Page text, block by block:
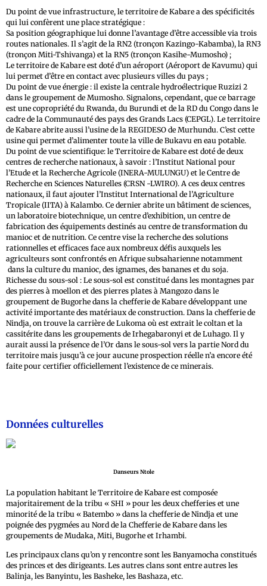
Du point de vue infrastructure, le territoire de Kabare a des spécificités
qui lui confèrent une place stratégique :
Sa position géographique lui donne l’avantage d’être accessible via trois
routes nationales. Il s’agit de la RN2 (tronçon Kazingo-Kabamba), la RN3
(tronçon Miti-Tshivanga) et la RN5 (tronçon Kasihe-Mumosho) ;
Le territoire de Kabare est doté d’un aéroport (Aéroport de Kavumu) qui
lui permet d’être en contact avec plusieurs villes du pays ;
Du point de vue énergie : il existe la centrale hydroélectrique Ruzizi 2
dans le groupement de Mumosho. Signalons, cependant, que ce barrage
est une copropriété du Rwanda, du Burundi et de la RD du Congo dans le
cadre de la Communauté des pays des Grands Lacs (CEPGL). Le territoire
de Kabare abrite aussi l’usine de la REGIDESO de Murhundu. C’est cette
usine qui permet d’alimenter toute la ville de Bukavu en eau potable.
Du point de vue scientifique: le Territoire de Kabare est doté de deux
centres de recherche nationaux, à savoir : l’Institut National pour
l’Etude et la Recherche Agricole (INERA-MULUNGU) et le Centre de
Recherche en Sciences Naturelles (CRSN -LWIRO). A ces deux centres
nationaux, il faut ajouter l’Institut International de l’Agriculture
Tropicale (IITA) à Kalambo. Ce dernier abrite un bâtiment de sciences,
un laboratoire biotechnique, un centre d’exhibition, un centre de
fabrication des équipements destinés au centre de transformation du
manioc et de nutrition. Ce centre vise la recherche des solutions
rationnelles et efficaces face aux nombreux défis auxquels les
agriculteurs sont confrontés en Afrique subsaharienne notamment
dans la culture du manioc, des ignames, des bananes et du soja.
Richesse du sous-sol : Le sous-sol est constitué dans les montagnes par
des pierres à moellon et des pierres plates à Mangozo dans le
groupement de Bugorhe dans la chefferie de Kabare développant une
activité importante des matériaux de construction. Dans la chefferie de
Nindja, on trouve la carrière de Lukoma où est extrait le coltan et la
cassitérite dans les groupements de Irhegabaronyi et de Luhago. Il y
aurait aussi la présence de l’Or dans le sous-sol vers la partie Nord du
territoire mais jusqu’à ce jour aucune prospection réelle n’a encore été
faite pour certifier officiellement l’existence de ce minerais.
Données culturelles
Danseurs Ntole
La population habitant le Territoire de Kabare est composée
majoritairement de la tribu « SHI » pour les deux chefferies et une
minorité de la tribu « Batembo » dans la chefferie de Nindja et une
poignée des pygmées au Nord de la Chefferie de Kabare dans les
groupements de Mudaka, Miti, Bugorhe et Irhambi.
Les principaux clans qu’on y rencontre sont les Banyamocha constitués
des princes et des dirigeants. Les autres clans sont entre autres les
Balinja, les Banyintu, les Basheke, les Bashaza, etc.